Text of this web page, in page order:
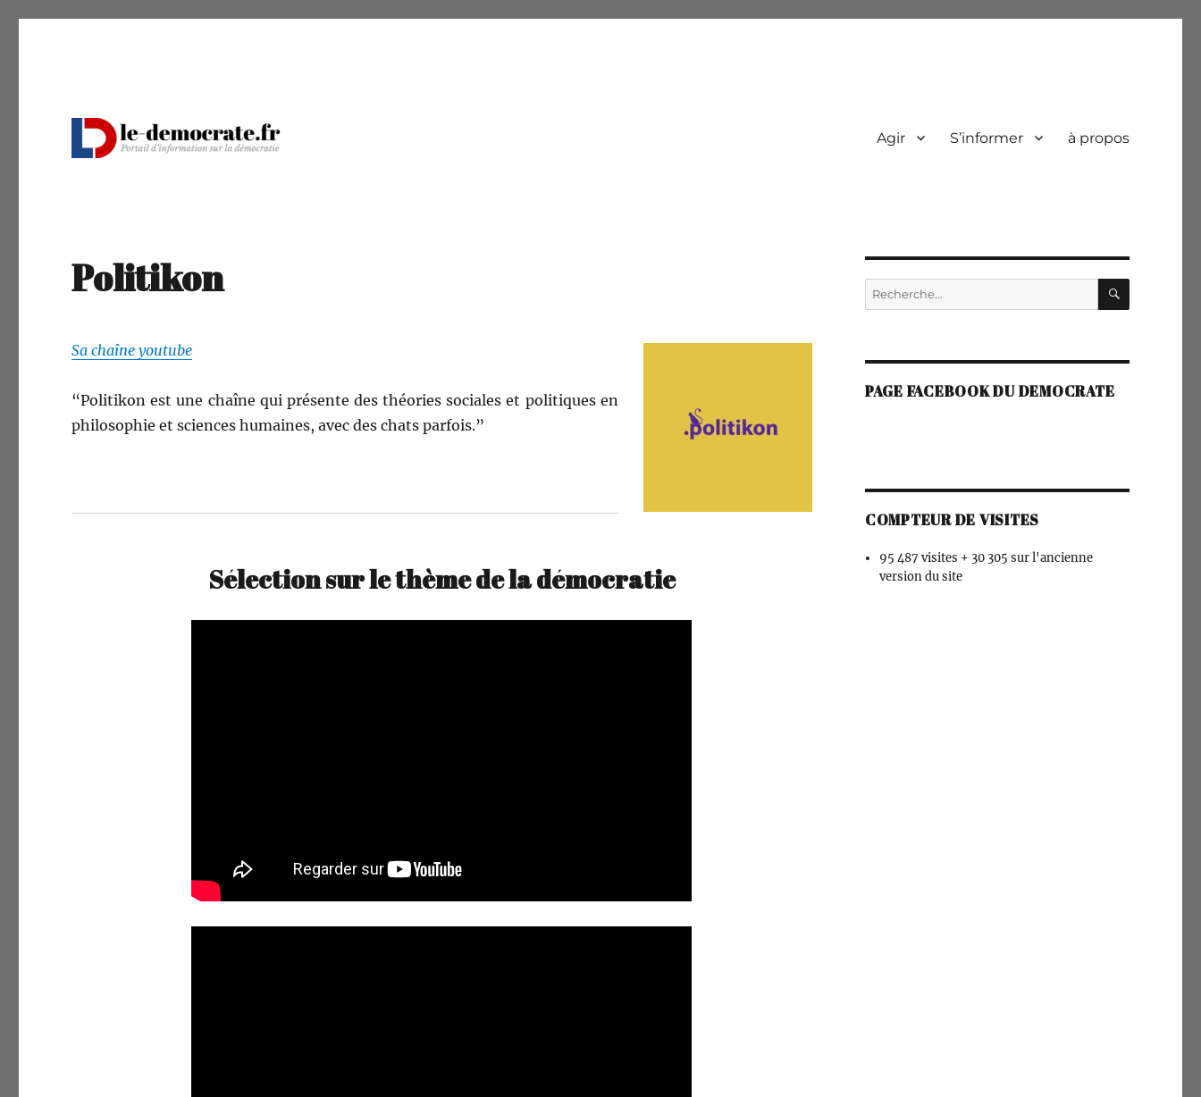
Agir S’informer à propos
Politikon
Sa chaîne youtube
“Poli­tikon est une chaîne qui présente des théories sociales et poli­tiques en
philoso­phie et sci­ences humaines, avec des chats parfois.”
Sélection sur le thème de la démocratie
Recherche
pour :
PAGE FACEBOOK DU DEMOCRATE
COMPTEUR DE VISITES
95 487 visites + 30 305 sur l'ancienne
version du site